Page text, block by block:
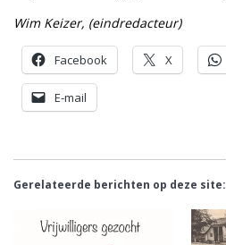
Wim Keizer, (eindredacteur)
Facebook X
E-mail
Gerelateerde berichten op deze site: